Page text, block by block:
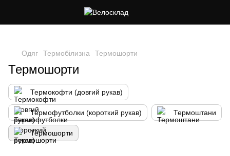
Одяг Термобілизна Термошорти
Термошорти
Термокофти (довгий рукав)
Термофутболки (короткий рукав) Термоштани
Термошорти